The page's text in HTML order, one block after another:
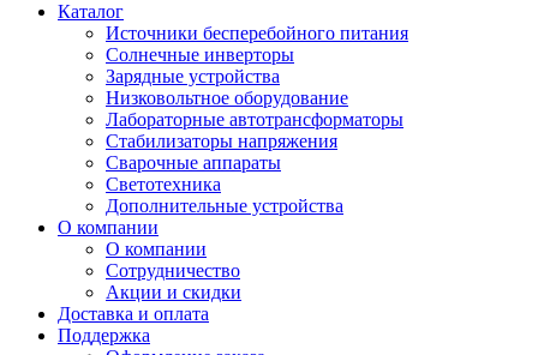
Каталог
Источники бесперебойного питания
Солнечные инверторы
Зарядные устройства
Низковольтное оборудование
Лабораторные автотрансформаторы
Стабилизаторы напряжения
Сварочные аппараты
Светотехника
Дополнительные устройства
О компании
О компании
Сотрудничество
Акции и скидки
Доставка и оплата
Поддержка